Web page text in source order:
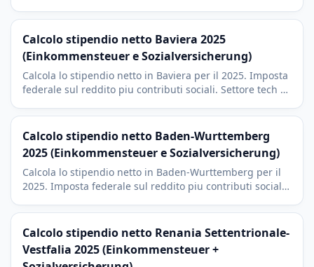
Darwin e nel NT.
Calcolo stipendio netto Baviera 2025
(Einkommensteuer e Sozialversicherung)
Calcola lo stipendio netto in Baviera per il 2025. Imposta
federale sul reddito piu contributi sociali. Settore tech e
piu bassa in Germania.
Calcolo stipendio netto Baden-Wurttemberg
2025 (Einkommensteuer e Sozialversicherung)
Calcola lo stipendio netto in Baden-Wurttemberg per il
2025. Imposta federale sul reddito piu contributi sociali.
culto dell'8 percento.
Calcolo stipendio netto Renania Settentrionale-
Vestfalia 2025 (Einkommensteuer +